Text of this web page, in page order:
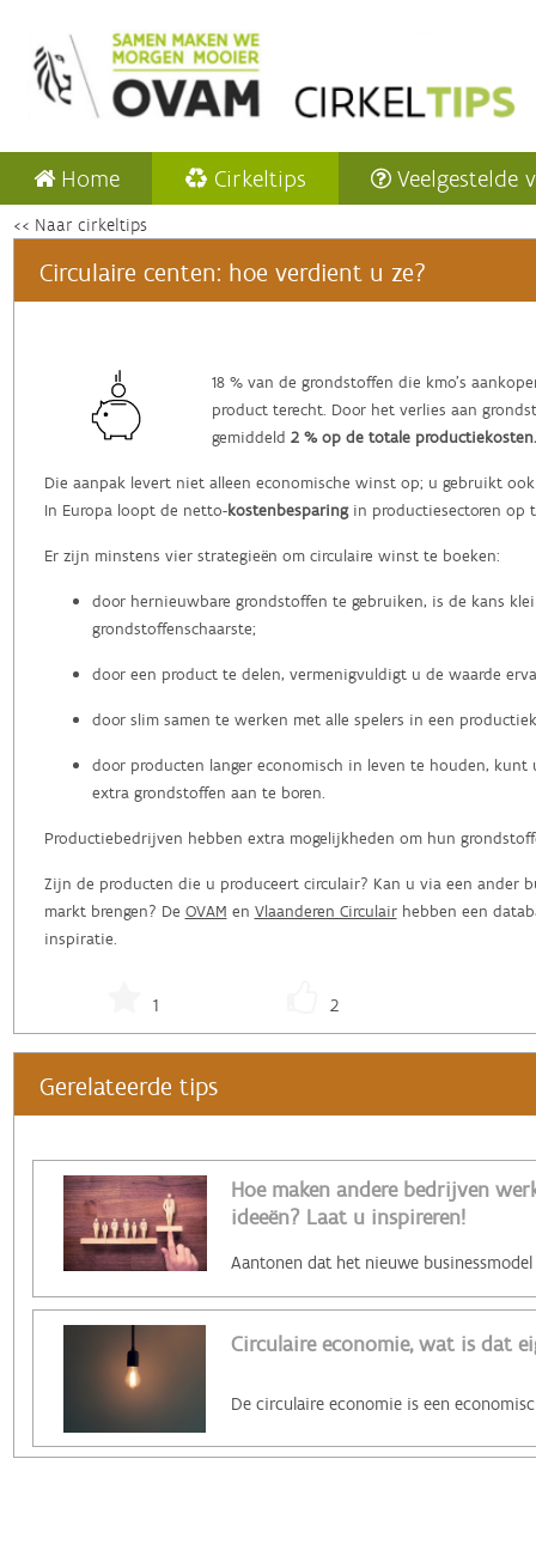
Home Cirkeltips Veelgestelde
<< Naar cirkeltips
Circulaire centen: hoe verdient u ze?
‌18 % van de grondstoffen die kmo’s
product terecht. Door het verlies aan
gemiddeld 2 % op de totale productiekosten.
Die aanpak levert niet alleen economische winst op; u gebruikt
In Europa loopt de netto-kostenbesparingin productiesectoren op
Er zijn minstens vier strategieën om circulaire winst te boeken:
door hernieuwbare grondstoffen te gebruiken, is de kans
grondstoffenschaarste;
door een product te delen, vermenigvuldigt u de waarde
door slim samen te werken met alle spelers in een
door producten langer economisch in leven te houden,
extra grondstoffen aan te boren.
Productiebedrijven hebben extra mogelijkheden om hun
Zijn de producten die u produceert circulair? Kan u via een ander
markt brengen? De OVAM en Vlaanderen Circulairhebben een
inspiratie.
1 2
Gerelateerde tips
Hoe maken andere bedrijven
ideeën? Laat u inspireren!
Circulaire economie, wat is dat